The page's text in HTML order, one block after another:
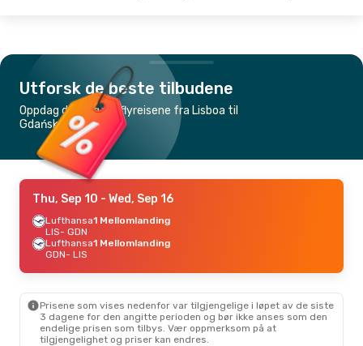
Utforsk de beste tilbudene
Oppdag de billigste flyreisene fra Lisboa til
Gdańsk
Thu, Sep 10 - Wed, Sep 16
Lufthansa1 Mellomlanding
LIS- GDN
Lufthansa1 Mellomlanding
GDN- LIS
Prisene som vises nedenfor var tilgjengelige i løpet av de siste
3 dagene for den angitte perioden og bør ikke anses som den
endelige prisen som tilbys. Vær oppmerksom på at
tilgjengelighet og priser kan endres.